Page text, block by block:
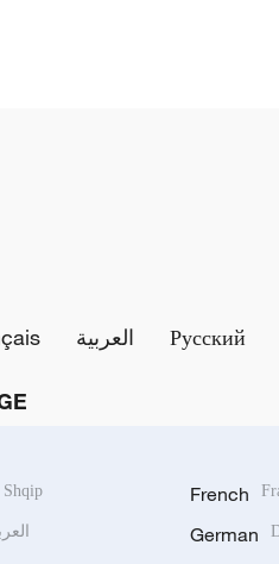
العربية Русский
Shqip French
German